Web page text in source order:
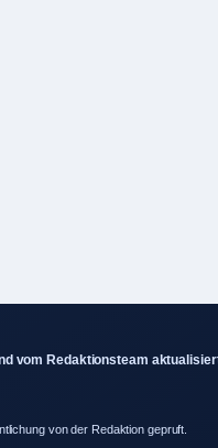
vom Redaktionsteam aktualisiert.
von der Redaktion gepruft.